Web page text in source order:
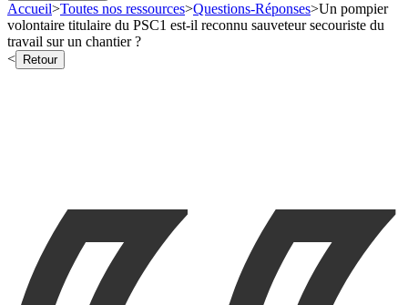
Accueil>Toutes nos ressources>Questions-Réponses>Un pompier
volontaire titulaire du PSC1 est-il reconnu sauveteur secouriste du
travail sur un chantier ?
<
Retour